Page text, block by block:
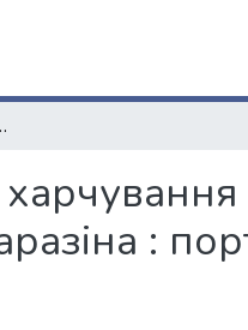
портфоліо кафедри статистики, обліку та аудиту
: